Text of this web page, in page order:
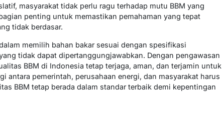
masyarakat tidak perlu ragu terhadap mutu BBM yang
penting untuk memastikan pemahaman yang tepat
tidak berdasar.
memilih bahan bakar sesuai dengan spesifikasi
tidak dapat dipertanggungjawabkan. Dengan pengawasan
BBM di Indonesia tetap terjaga, aman, dan terjamin untuk
antara pemerintah, perusahaan energi, dan masyarakat harus
BBM tetap berada dalam standar terbaik demi kepentingan